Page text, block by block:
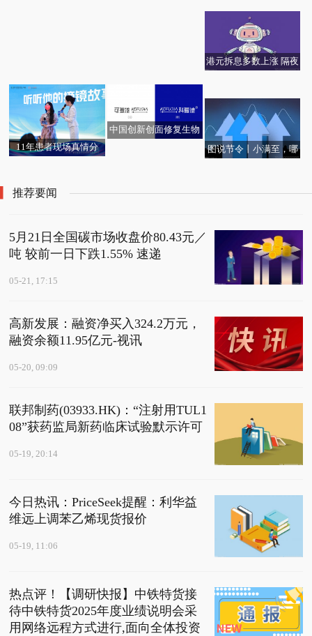
港元拆息多数上涨 隔夜
播
11年患者现场真情分
中国创新创面修复生物
Hypershell X 系列
图说节令丨小满至，哪
推荐要闻
5月21日全国碳市场收盘价80.43元／
吨 较前一日下跌1.55% 速递
05-21, 17:15
高新发展：融资净买入324.2万元，
融资余额11.95亿元-视讯
05-20, 09:09
联邦制药(03933.HK)：“注射用TUL1
08”获药监局新药临床试验默示许可
05-19, 20:14
今日热讯：PriceSeek提醒：利华益
维远上调苯乙烯现货报价
05-19, 11:06
热点评！【调研快报】中铁特货接
待中铁特货2025年度业绩说明会采
用网络远程方式进行,面向全体投资